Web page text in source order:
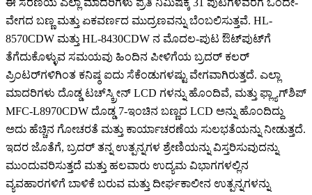
ಈ ಸರಣಿಯ ಎಲ್ಲಾ ಮಾದರಿಗಳು ಪ್ರತಿ ನಿಮಿಷಕ್ಕೆ 31 ಪುಟಗಳವರೆಗೆ ಒಂದೇ-
ವೇಗದ ಬಣ್ಣ ಮತ್ತು ಏಕವರ್ಣದ ಮುದ್ರಣವನ್ನು ಬೆಂಬಲಿಸುತ್ತವೆ. HL-
8570CDW ಮತ್ತು HL-8430CDW ನ ಮೊದಲ-ಪುಟ ಔಟ್‌ಪುಟ್‌ಗೆ
ತೆಗೆದುಕೊಳ್ಳುವ ಸಮಯವು ಹಿಂದಿನ ಪೀಳಿಗೆಯ ಬ್ರದರ್ ಕಲರ್
ಪ್ರಿಂಟರ್‌ಗಳಿಗಿಂತ ಕನಿಷ್ಠ ಐದು ಸೆಕೆಂಡುಗಳಷ್ಟು ವೇಗವಾಗಿರುತ್ತದೆ. ಎಲ್ಲಾ
ಮಾದರಿಗಳು ದೊಡ್ಡ ಟಚ್‌ಸ್ಕ್ರೀನ್ LCD ಗಳನ್ನು ಹೊಂದಿವೆ, ಮತ್ತು ಫ್ಲ್ಯಾಗ್‌ಶಿಪ್
MFC-L8970CDW ದೊಡ್ಡ 7-ಇಂಚಿನ ಬಣ್ಣದ LCD ಅನ್ನು ಹೊಂದಿದ್ದು
ಅದು ಹೆಚ್ಚಿನ ಗೋಚರತೆ ಮತ್ತು ಕಾರ್ಯಾಚರಣೆಯ ಸುಲಭತೆಯನ್ನು ನೀಡುತ್ತದೆ.
ಇದರ ಜೊತೆಗೆ, ಬ್ರದರ್ ತನ್ನ ಉತ್ಪನ್ನಗಳ ಶ್ರೇಣಿಯನ್ನು ವಿಸ್ತರಿಸುವುದನ್ನು
ಮುಂದುವರಿಸುತ್ತದೆ ಮತ್ತು ಹಲವಾರು ಉದ್ಯಮ ವಿಭಾಗಗಳಲ್ಲಿನ
ವ್ಯವಹಾರಗಳಿಗೆ ಬಾಳಿಕೆ ಬರುವ ಮತ್ತು ದೀರ್ಘಕಾಲೀನ ಉತ್ಪನ್ನಗಳನ್ನು